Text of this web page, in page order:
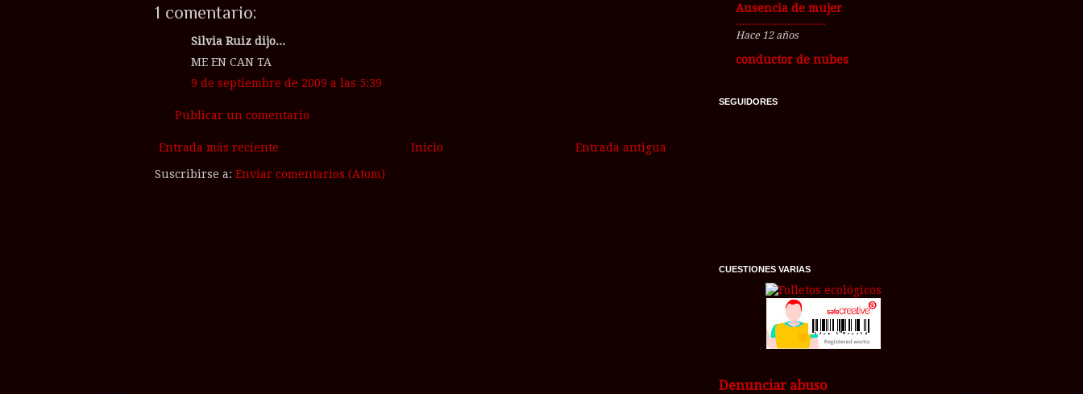
1 comentario:
Silvia Ruiz dijo...
ME EN CAN TA
9 de septiembre de 2009 a las 5:39
Publicar un comentario
Entrada más reciente Entrada antigua
Inicio
Suscribirse a: Enviar comentarios (Atom)
Ausencia de mujer
............................
Hace 12 años
conductor de nubes
SEGUIDORES
CUESTIONES VARIAS
Denunciar abuso